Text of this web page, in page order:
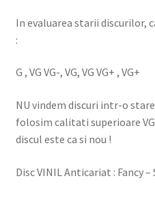
In evaluarea starii discurilor,
:
G , VG VG-, VG, VG VG+ , VG+
NU vindem discuri intr-o
folosim calitati superioare
discul este ca si nou !
Disc VINIL Anticariat : Fancy –